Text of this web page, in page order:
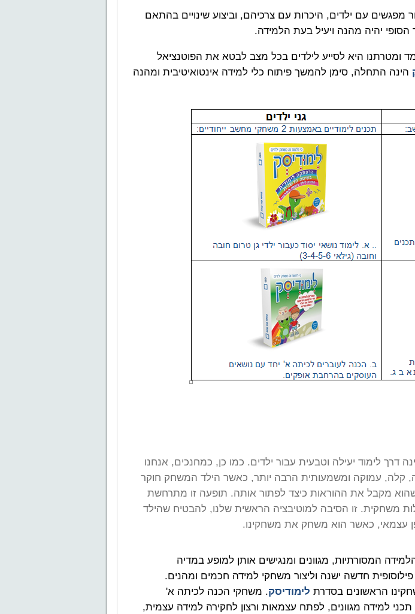
מפגשים עם ילדים, היכרות עם צרכיהם, וביצוע שינויים בהתאם
יהיה מהנה ויעיל בעת הלמידה.
ומטרתנו היא לסייע לילדים בכל מצב לבטא את הפוטנציאל
הינה התחלה, סימן להמשך פיתוח כלי למידה אינטואיטיבית ומהנה
דרך לימוד יעילה וטבעית עבור ילדים. כמו כן, כמחנכים, אנחנו
קלה, עמוקה ומשמעותית הרבה יותר, כאשר הילד המשחק חוקר
שהוא מקבל את ההוראות כיצד לפתור אותה. תופעה זו מתרחשת
משחקית. זו הסיבה למוטיבציה הראשית שלנו, להבטיח שהילד
עצמאי, כאשר הוא משחק את משחקינו.
המסורתיות, מגוונים ומנגישים אותן למופע במדיה
חדשה ישנה וליצור משחקי למידה חכמים ומהנים.
הראשונים בסדרת לימודיסק. משחקי הכנה לכיתה א'
למידה מגוונים, לפתח עצמאות ורצון לחקירה למידה עצמית,